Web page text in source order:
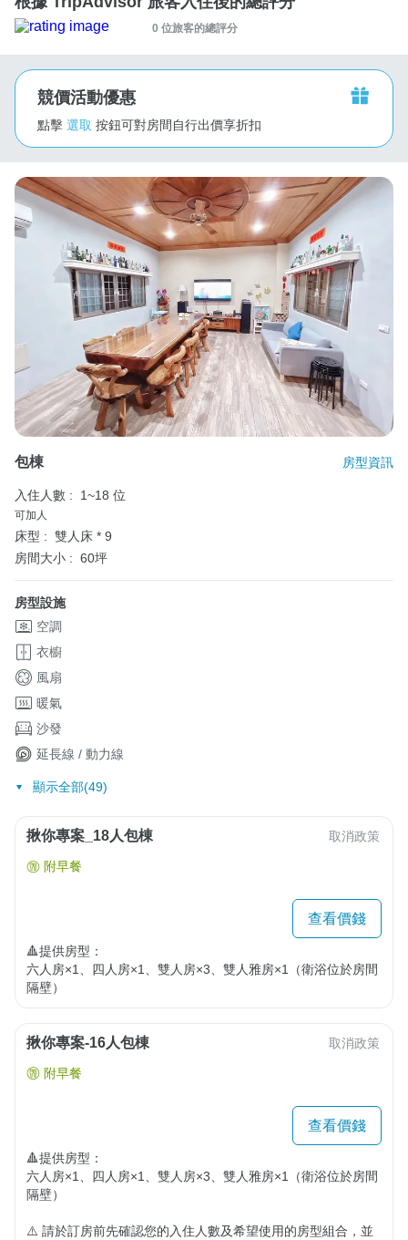
0 位旅客的總評分
競價活動優惠
點擊 選取 按鈕可對房間自行出價享折扣
包棟 房型資訊
入住人數 : 1~18 位
可加人
床型 : 雙人床 * 9
房間大小 : 60坪
房型設施
空調
衣櫥
風扇
暖氣
沙發
延長線 / 動力線
顯示全部(49)
揪你專案_18人包棟 取消政策
附早餐
查看價錢
🔺提供房型：
六人房×1、四人房×1、雙人房×3、雙人雅房×1（衛浴位於房間
隔壁）
揪你專案-16人包棟 取消政策
附早餐
查看價錢
🔺提供房型：
六人房×1、四人房×1、雙人房×3、雙人雅房×1（衛浴位於房間
隔壁）
⚠️ 請於訂房前先確認您的入住人數及希望使用的房型組合，並